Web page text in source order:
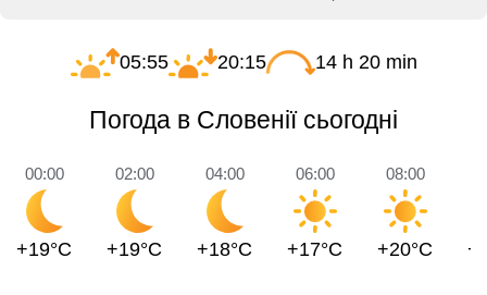
05:55 20:15 14 h 20 min
Погода в Словенії сьогодні
00:00
+19°C
02:00
+19°C
04:00
+18°C
06:00
+17°C
08:00
+20°C